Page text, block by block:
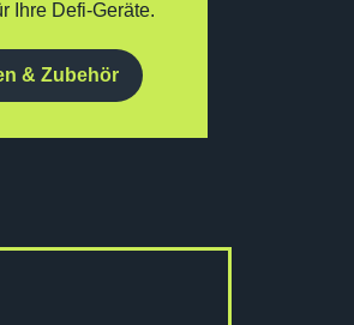
Ihre Defi-Geräte.
& Zubehör